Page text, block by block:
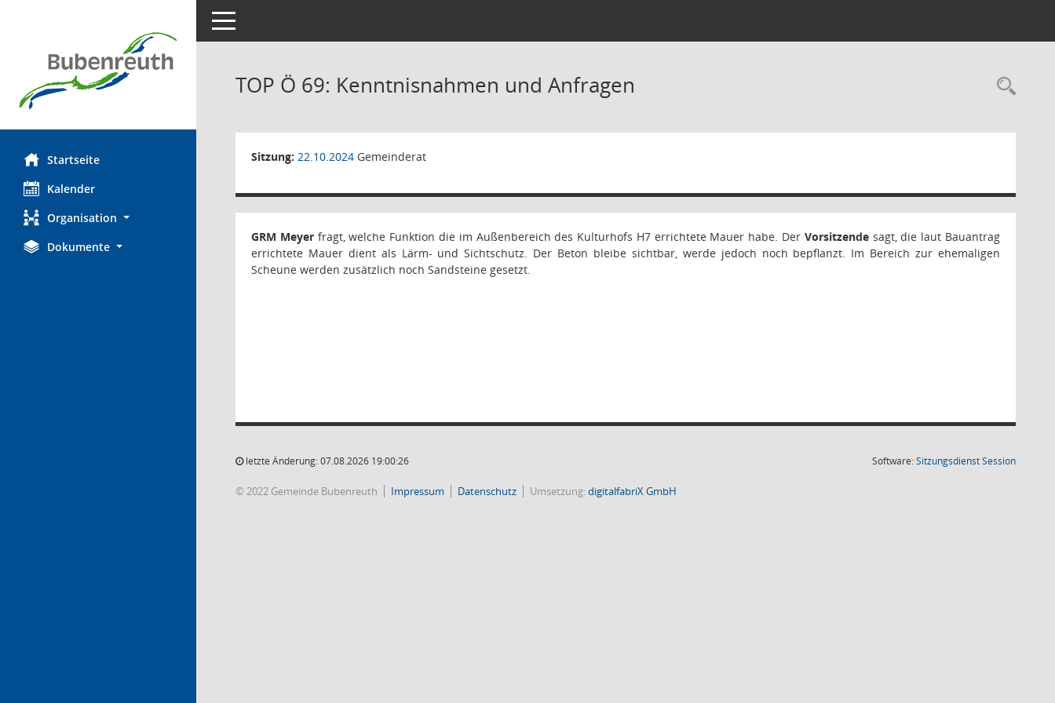
Startseite
Kalender
Organisation
Dokumente
Toggle navigation
TOP Ö 69: Kenntnisnahmen und Anfragen
Sitzung: 22.10.2024 Gemeinderat
GRM Meyerfragt, welche Funktion die im Außenbereich des Kulturhofs H7 errichtete Mauer habe. Der Vorsitzendesagt, die laut Bauantrag
errichtete Mauer dient als Lärm- und Sichtschutz. Der Beton bleibe sichtbar, werde jedoch noch bepflanzt. Im Bereich zur ehemaligen
Scheune werden zusätzlich noch Sandsteine gesetzt.
letzte Änderung: 07.08.2026 19:00:26 Software:SitzungsdienstSession(Wird in
© 2022 Gemeinde Bubenreuth Impressum Datenschutz Umsetzung:digitalfabriX GmbH